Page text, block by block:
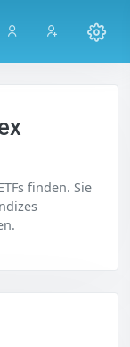
finden. Sie